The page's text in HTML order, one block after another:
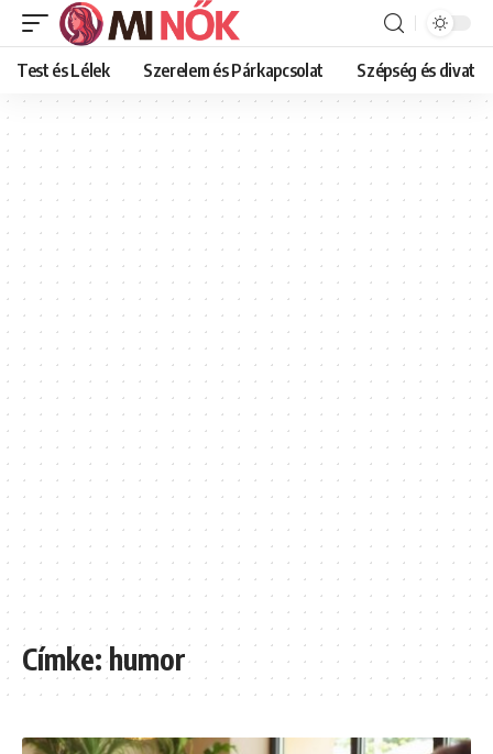
Test és Lélek Szerelem és Párkapcsolat Szépség és divat
Címke:humor